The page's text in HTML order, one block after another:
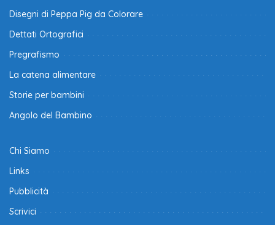
Disegni di Peppa Pig da Colorare
Dettati Ortografici
Pregrafismo
La catena alimentare
Storie per bambini
Angolo del Bambino
Chi Siamo
Links
Pubblicità
Scrivici